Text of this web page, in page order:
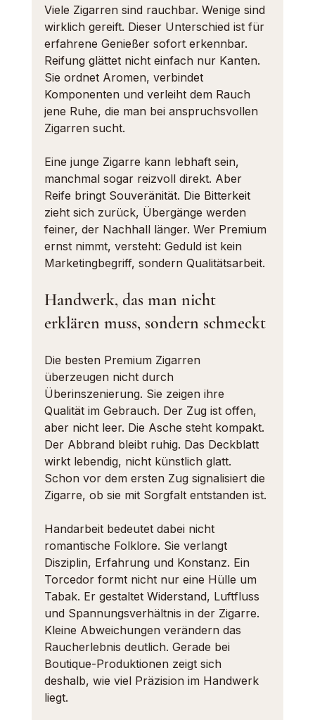
Viele Zigarren sind rauchbar. Wenige sind
wirklich gereift. Dieser Unterschied ist für
erfahrene Genießer sofort erkennbar.
Reifung glättet nicht einfach nur Kanten.
Sie ordnet Aromen, verbindet
Komponenten und verleiht dem Rauch
jene Ruhe, die man bei anspruchsvollen
Zigarren sucht.
Eine junge Zigarre kann lebhaft sein,
manchmal sogar reizvoll direkt. Aber
Reife bringt Souveränität. Die Bitterkeit
zieht sich zurück, Übergänge werden
feiner, der Nachhall länger. Wer Premium
ernst nimmt, versteht: Geduld ist kein
Marketingbegriff, sondern Qualitätsarbeit.
Handwerk, das man nicht
erklären muss, sondern schmeckt
Die besten Premium Zigarren
überzeugen nicht durch
Überinszenierung. Sie zeigen ihre
Qualität im Gebrauch. Der Zug ist offen,
aber nicht leer. Die Asche steht kompakt.
Der Abbrand bleibt ruhig. Das Deckblatt
wirkt lebendig, nicht künstlich glatt.
Schon vor dem ersten Zug signalisiert die
Zigarre, ob sie mit Sorgfalt entstanden ist.
Handarbeit bedeutet dabei nicht
romantische Folklore. Sie verlangt
Disziplin, Erfahrung und Konstanz. Ein
Torcedor formt nicht nur eine Hülle um
Tabak. Er gestaltet Widerstand, Luftfluss
und Spannungsverhältnis in der Zigarre.
Kleine Abweichungen verändern das
Raucherlebnis deutlich. Gerade bei
Boutique-Produktionen zeigt sich
deshalb, wie viel Präzision im Handwerk
liegt.